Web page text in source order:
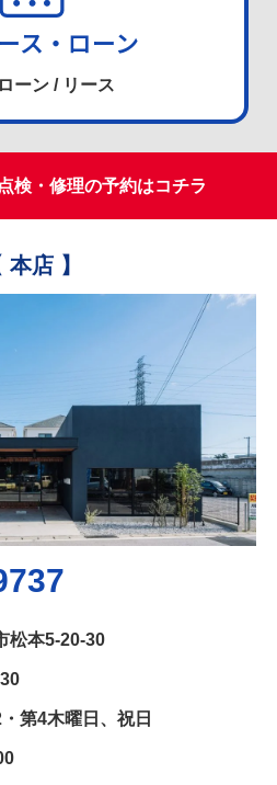
ス・ローン
ーン / リース
検・修理の予約はコチラ
本店 】
松本5-20-30
第4木曜日、祝日